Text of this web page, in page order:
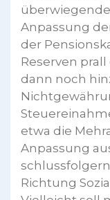
Anpassung
der
Reserven
dann noch
etwa die
Anpassung
Richtung